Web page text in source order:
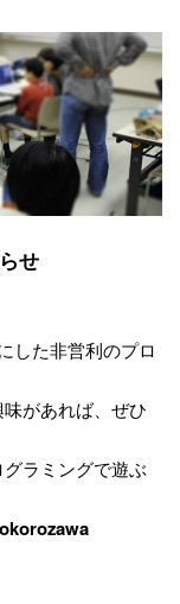
せ
した非営利のプロ
があれば、ぜひ
ラミングで遊ぶ